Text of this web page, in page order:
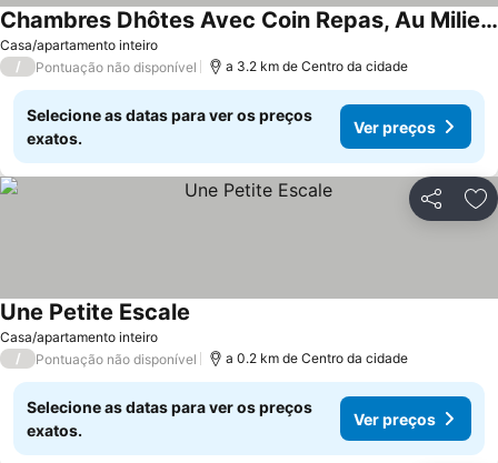
Casa/apartamento inteiro
Chambres Dhôtes Avec Coin Repas, Au Milieu Des Champs
/ Pontuação não disponível a 3.2 km de Centro da cidade
Selecione as datas para ver os preços
exatos.
Ver preços
Partilhar
Casa/apartamento inteiro
Une Petite Escale
/ Pontuação não disponível a 0.2 km de Centro da cidade
Selecione as datas para ver os preços
exatos.
Ver preços